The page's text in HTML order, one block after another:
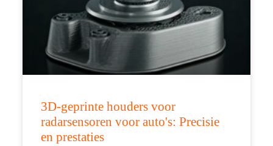
3D-geprinte houders voor
radarsensoren voor auto's: Precisie
en prestaties